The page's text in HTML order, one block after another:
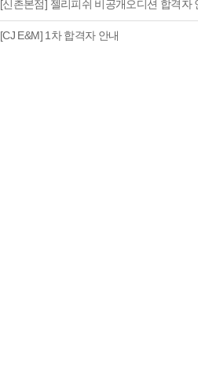
[신촌본점] 젤리피쉬 비공개오디션 합격자
[CJ E&M] 1차 합격자 안내